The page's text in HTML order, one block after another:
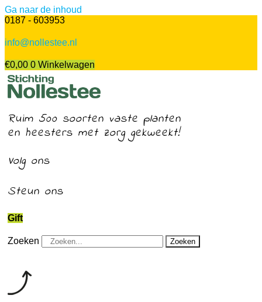
Ga naar de inhoud
0187 - 603953
info@nollestee.nl
€0,00 0 Winkelwagen
Ruim 500 soorten vaste planten
en heesters met zorg gekweekt!
Volg ons
Steun ons
Gift
Zoeken Zoeken